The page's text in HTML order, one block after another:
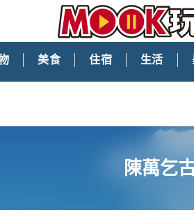
美食 住宿 生活
陳萬乞